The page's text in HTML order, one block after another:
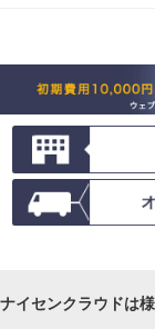
ナイセンクラウドは